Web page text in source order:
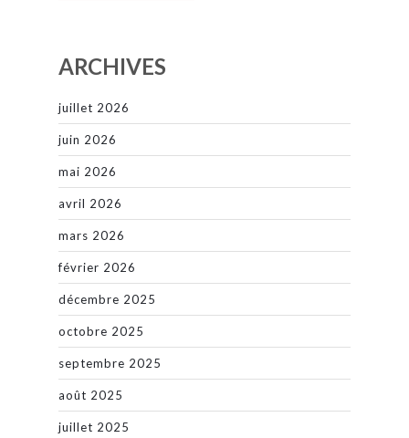
ARCHIVES
juillet 2026
juin 2026
mai 2026
avril 2026
mars 2026
février 2026
décembre 2025
octobre 2025
septembre 2025
août 2025
juillet 2025